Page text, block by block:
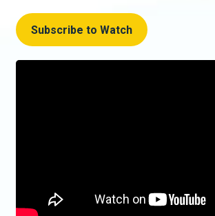
Subscribe to Watch